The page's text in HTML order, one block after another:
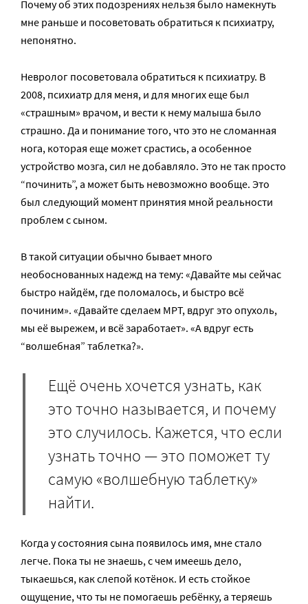
Почему об этих подозрениях нельзя было намекнуть
мне раньше и посоветовать обратиться к психиатру,
непонятно.
Невролог посоветовала обратиться к психиатру. В
2008, психиатр для меня, и для многих еще был
«страшным» врачом, и вести к нему малыша было
страшно. Да и понимание того, что это не сломанная
нога, которая еще может срастись, а особенное
устройство мозга, сил не добавляло. Это не так просто
“починить”, а может быть невозможно вообще. Это
был следующий момент принятия мной реальности
проблем с сыном.
В такой ситуации обычно бывает много
необоснованных надежд на тему: «Давайте мы сейчас
быстро найдём, где поломалось, и быстро всё
починим». «Давайте сделаем МРТ, вдруг это опухоль,
мы её вырежем, и всё заработает». «А вдруг есть
“волшебная” таблетка?».
Ещё очень хочется узнать, как
это точно называется, и почему
это случилось. Кажется, что если
узнать точно — это поможет ту
самую «волшебную таблетку»
найти.
Когда у состояния сына появилось имя, мне стало
легче. Пока ты не знаешь, с чем имеешь дело,
тыкаешься, как слепой котёнок. И есть стойкое
ощущение, что ты не помогаешь ребёнку, а теряешь